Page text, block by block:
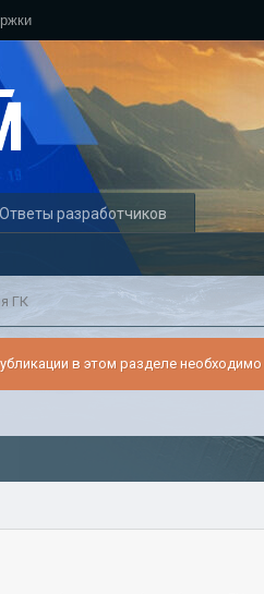
Ответы разработчиков
ГК
в этом разделе